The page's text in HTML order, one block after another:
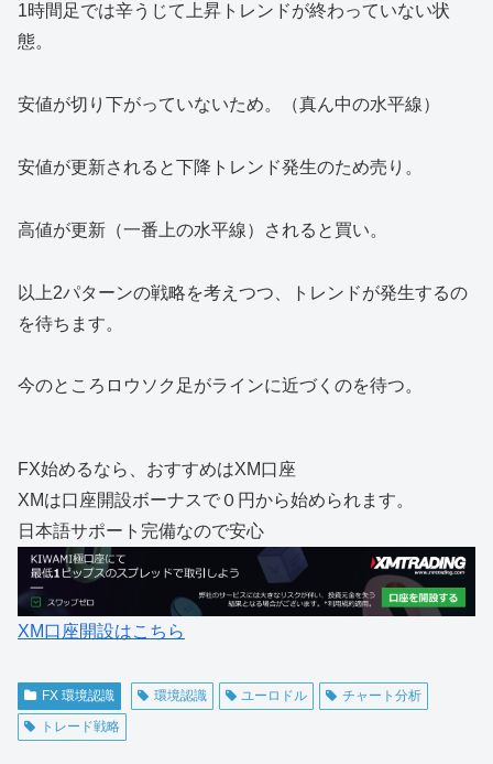
1時間足では辛うじて上昇トレンドが終わっていない状
態。
安値が切り下がっていないため。（真ん中の水平線）
安値が更新されると下降トレンド発生のため売り。
高値が更新（一番上の水平線）されると買い。
以上2パターンの戦略を考えつつ、トレンドが発生するの
を待ちます。
今のところロウソク足がラインに近づくのを待つ。
FX始めるなら、おすすめはXM口座
XMは口座開設ボーナスで０円から始められます。
日本語サポート完備なので安心
XM口座開設はこちら
FX 環境認識 環境認識 ユーロドル
チャート分析
トレード戦略